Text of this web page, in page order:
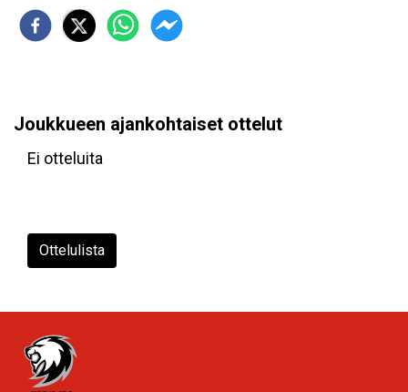
Joukkueen ajankohtaiset ottelut
Ei otteluita
Ottelulista